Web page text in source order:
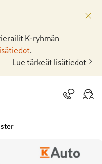
K-ryhmän
Lue tärkeät lisätiedot